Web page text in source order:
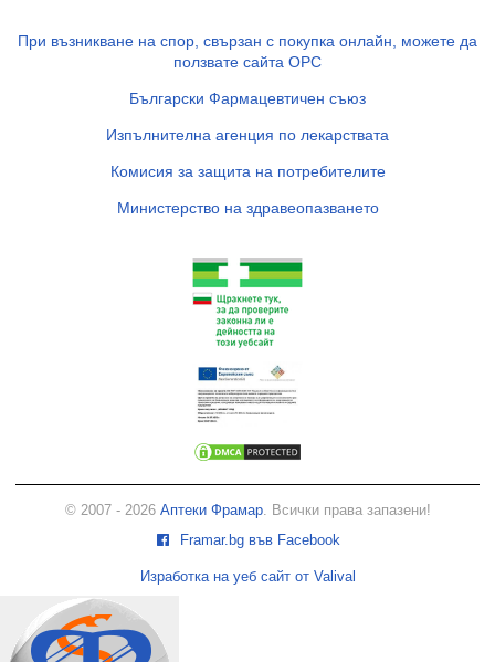
При възникване на спор, свързан с покупка онлайн, можете да
ползвате сайта ОРС
Български Фармацевтичен съюз
Изпълнителна агенция по лекарствата
Комисия за защита на потребителите
Министерство на здравеопазването
© 2007 - 2026 Аптеки Фрамар. Всички права запазени!
Framar.bg във Facebook
Изработка на уеб сайт от Valival